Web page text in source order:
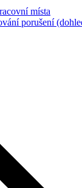
místa
porušení